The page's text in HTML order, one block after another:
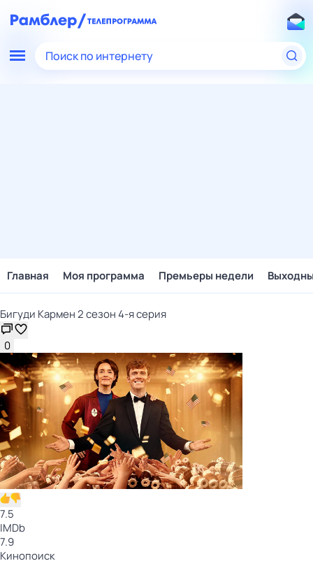
Поиск по интернету
Главная Моя программа Премьеры недели
Бигуди Кармен 2 сезон 4-я серия
0
7.5
IMDb
7.9
Кинопоиск